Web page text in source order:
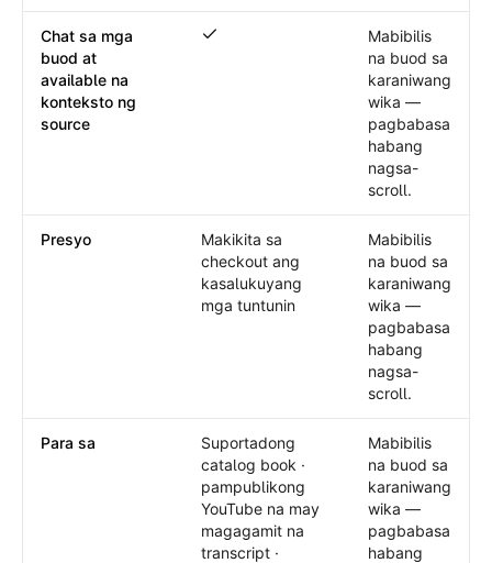
Chat sa mga
buod at
available na
konteksto ng
source
Chat sa mga buod at available na
Mabibilis
na buod sa
karaniwang
wika —
pagbabasa
habang
nagsa-
scroll.
Presyo
Makikita sa
checkout ang
kasalukuyang
mga tuntunin
Mabibilis
na buod sa
karaniwang
wika —
pagbabasa
habang
nagsa-
scroll.
Para sa
Suportadong
catalog book ·
pampublikong
YouTube na may
magagamit na
transcript ·
Mabibilis
na buod sa
karaniwang
wika —
pagbabasa
habang